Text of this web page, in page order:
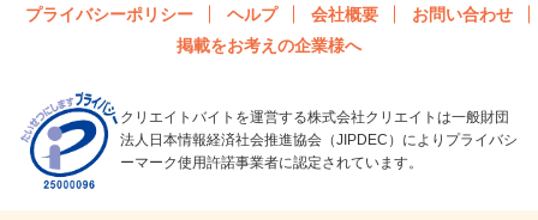
プライバシーポリシー
ヘルプ 会社概要
お問い合わせ
掲載をお考えの企業様へ
クリエイトバイトを運営する株式会社クリエイトは一般財団
法人日本情報経済社会推進協会（JIPDEC）によりプライバシ
ーマーク使用許諾事業者に認定されています。